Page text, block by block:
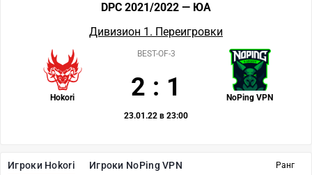
Ранг
Игроки Hokori Игроки NoPing VPN
DPC 2021/2022 — ЮА
Дивизион 1. Переигровки
Hokori NoPing VPN
BEST-OF-3
2 : 1
23.01.22 в 23:00